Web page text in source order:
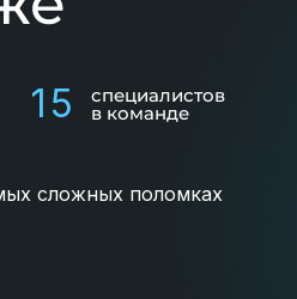
15 специалистов
в команде
сложных поломках